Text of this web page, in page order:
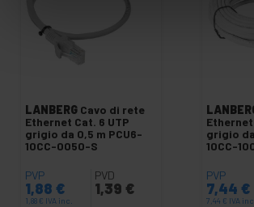
LANBERG Cavo di rete
Ethernet Cat. 6 UTP
grigio da 0,5 m PCU6-
10CC-0050-S
PVP
1,88 €
1,88 € IVA inc.
PVD
1,39 €
Ethernet
grigio
10CC-
PVP
7,44 €
7,44 € IVA inc.